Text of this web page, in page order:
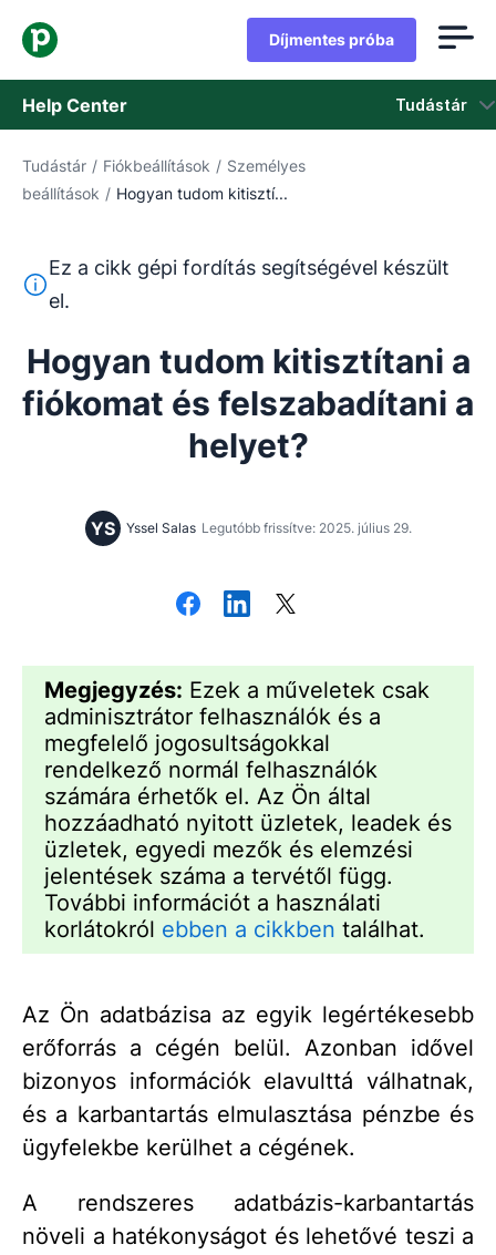
Díjmentes próba
Help Center Tudástár
Tudástár
Vegye fel a kapcsolatot az ügyfélszolgálattal
Tudástár / Fiókbeállítások / Személyes
beállítások / Hogyan tudom kitisztí...
Ez a szöveg gépi fordítóeszközzel lett lefordítva
Ez a cikk gépi fordítás segítségével készült
el.
Hogyan tudom kitisztítani a
fiókomat és felszabadítani a
helyet?
YS Yssel Salas Legutóbb frissítve: 2025. július 29.
Megjegyzés: Ezek a műveletek csak
adminisztrátor felhasználók és a
megfelelő jogosultságokkal
rendelkező normál felhasználók
számára érhetők el. Az Ön által
hozzáadható nyitott üzletek, leadek és
üzletek, egyedi mezők és elemzési
jelentések száma a tervétől függ.
További információt a használati
korlátokról ebben a cikkben találhat.
Az Ön adatbázisa az egyik legértékesebb
erőforrás a cégén belül. Azonban idővel
bizonyos információk elavulttá válhatnak,
és a karbantartás elmulasztása pénzbe és
ügyfelekbe kerülhet a cégének.
A rendszeres adatbázis-karbantartás
növeli a hatékonyságot és lehetővé teszi a